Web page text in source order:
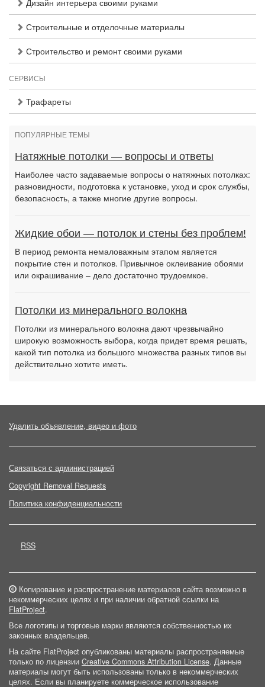
Дизайн интерьера своими руками
Строительные и отделочные материалы
Строительство и ремонт своими руками
СЕРВИСЫ
Трафареты
ПОПУЛЯРНЫЕ ТЕМЫ
Натяжные потолки — вопросы и ответы
Наиболее часто задаваемые вопросы о натяжных потолках:
разновидности, подготовка к установке, уход и срок службы,
безопасность, а также многие другие вопросы.
Жидкие обои — потолок и стены без проблем!
В период ремонта немаловажным этапом является
покрытие стен и потолков. Привычное оклеивание обоями
или окрашивание – дело достаточно трудоемкое.
Потолки из минерального волокна
Потолки из минерального волокна дают чрезвычайно
широкую возможность выбора, когда придет время решать,
какой тип потолка из большого множества разных типов вы
действительно хотите иметь.
Удалить объявление, видео и фото
Связаться с администрацией
Copyright Removal Requests
Политика конфиденциальности
RSS
Копирование и распространение материалов сайта возможно в
некоммерческих целях и при наличии обратной ссылки на
FlatProject.
Все логотипы и торговые марки являются собственностью их
законных владельцев.
На сайте FlatProject опубликованы материалы распространяемые
только по лицензии Creative Commons Attribution License. Данные
материалы могут быть использованы только в некоммерческих
целях. Если вы планируете коммерческое использование